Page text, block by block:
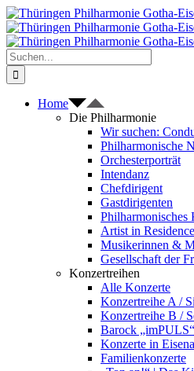
Zum
Inhalt
springen
Suche
nach:
Home
Die Philharmonie
Wir suchen:
Philharmonische
Orchesterporträt
Intendanz
Chefdirigent
Gastdirigenten
Philharmonisches
Artist in
Musikerinnen &
Gesellschaft der
Konzertreihen
Alle Konzerte
Konzertreihe A /
Konzertreihe B /
Barock „imPULS“
Konzerte in
Familienkonzerte